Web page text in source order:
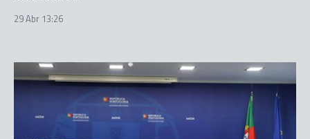
29 Abr 13:26